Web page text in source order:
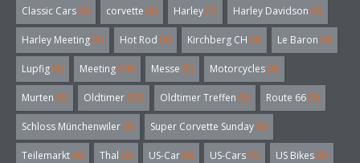
Classic Cars (3) corvette (6) Harley (7) Harley Davidson (3)
Harley Meeting (5) Hot Rod (4) Kirchberg CH (4) Le Baron (4)
Lupfig (3) Meeting (18) Messe (5) Motorcycles (4)
Murten (3) Oldtimer (32) Oldtimer Treffen (5) Route 66 (3)
Schloss Münchenwiler (3) Super Corvette Sunday (5)
Teilemarkt (4) Thal (3) US-Car (6) US-Cars (7) US Bikes (5)